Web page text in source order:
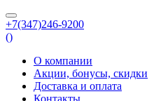
+7(347)246-9200
()
О компании
Акции, бонусы, скидки
Доставка и оплата
Контакты